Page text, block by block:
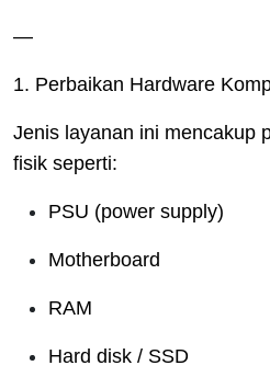
—
1. Perbaikan Hardware
Jenis layanan ini mencakup
fisik seperti:
PSU (power supply)
Motherboard
RAM
Hard disk / SSD